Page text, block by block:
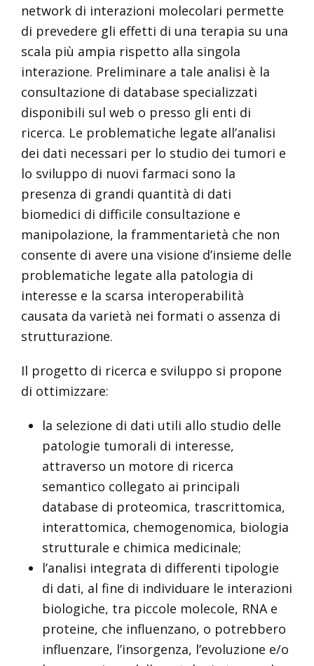
network di interazioni molecolari permette
di prevedere gli effetti di una terapia su una
scala più ampia rispetto alla singola
interazione. Preliminare a tale analisi è la
consultazione di database specializzati
disponibili sul web o presso gli enti di
ricerca. Le problematiche legate all’analisi
dei dati necessari per lo studio dei tumori e
lo sviluppo di nuovi farmaci sono la
presenza di grandi quantità di dati
biomedici di difficile consultazione e
manipolazione, la frammentarietà che non
consente di avere una visione d’insieme delle
problematiche legate alla patologia di
interesse e la scarsa interoperabilità
causata da varietà nei formati o assenza di
strutturazione.
Il progetto di ricerca e sviluppo si propone
di ottimizzare:
la selezione di dati utili allo studio delle
patologie tumorali di interesse,
attraverso un motore di ricerca
semantico collegato ai principali
database di proteomica, trascrittomica,
interattomica, chemogenomica, biologia
strutturale e chimica medicinale;
l’analisi integrata di differenti tipologie
di dati, al fine di individuare le interazioni
biologiche, tra piccole molecole, RNA e
proteine, che influenzano, o potrebbero
influenzare, l’insorgenza, l’evoluzione e/o